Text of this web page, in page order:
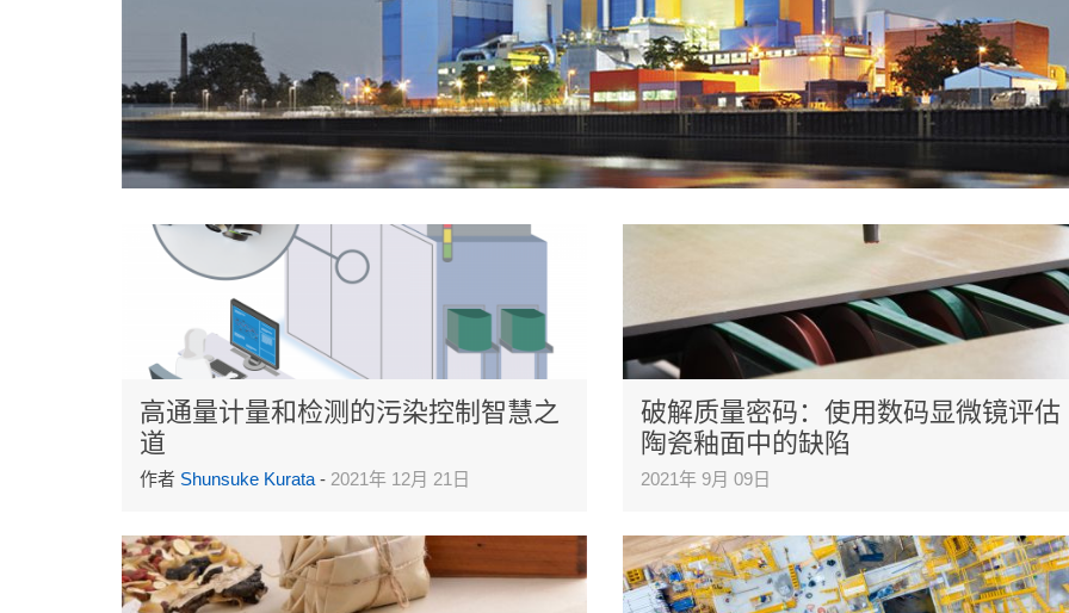
高通量计量和检测的污染控制智慧之
道
作者 Shunsuke Kurata - 2021年 12月 21日
破解质量密码：使用数码显微镜评估
陶瓷釉面中的缺陷
2021年 9月 09日